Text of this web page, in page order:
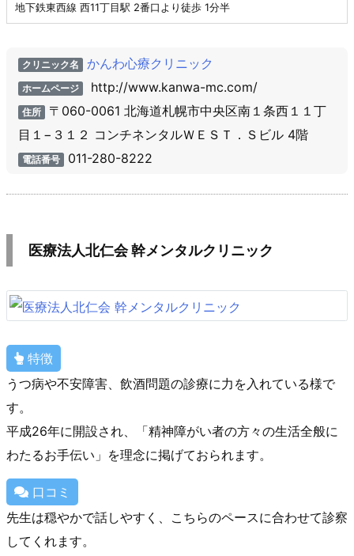
地下鉄東西線 西11丁目駅 2番口より徒歩 1分半
クリニック名 かんわ心療クリニック
ホームページ http://www.kanwa-mc.com/
住所 〒060-0061 北海道札幌市中央区南１条西１１丁
目１−３１２ コンチネンタルＷＥＳＴ．Ｓビル 4階
電話番号 011-280-8222
医療法人北仁会 幹メンタルクリニック
特徴
うつ病や不安障害、飲酒問題の診療に力を入れている様で
す。
平成26年に開設され、「精神障がい者の方々の生活全般に
わたるお手伝い」を理念に掲げておられます。
口コミ
先生は穏やかで話しやすく、こちらのペースに合わせて診察
してくれます。